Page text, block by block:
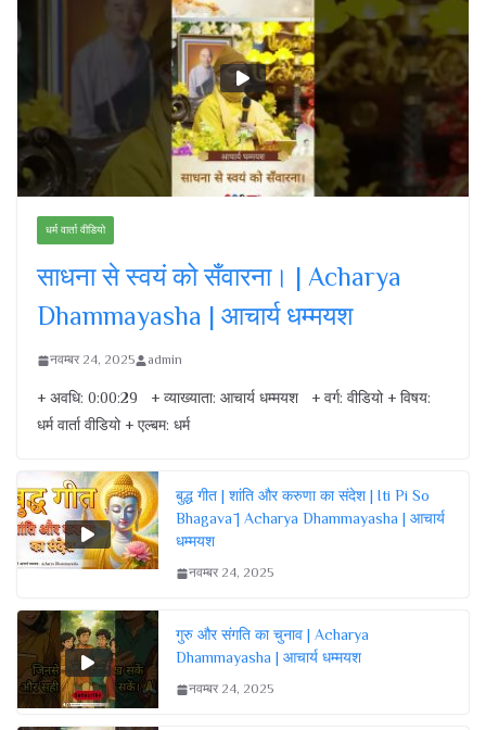
धर्म वार्ता वीडियो
साधना से स्वयं को सँवारना। | Acharya
Dhammayasha | आचार्य धम्मयश
नवम्बर 24, 2025 admin
+ अवधि: 0:00:29 + व्याख्याता: आचार्य धम्मयश + वर्ग: वीडियो + विषय:
धर्म वार्ता वीडियो + एल्बम: धर्म
बुद्ध गीत | शांति और करुणा का संदेश | Iti Pi So
Bhagavā | Acharya Dhammayasha | आचार्य
धम्मयश
नवम्बर 24, 2025
गुरु और संगति का चुनाव | Acharya
Dhammayasha | आचार्य धम्मयश
नवम्बर 24, 2025